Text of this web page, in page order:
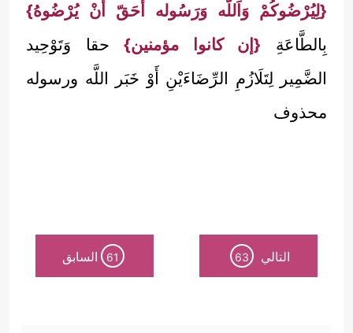
{لِيُرْضُوكُمْ وَاَللَّه وَرَسُوله أَحَقّ أَنْ يُرْضُوهُ}
بِالطَّاعَةِ {إن كانوا مؤمنين}حقا وَتَوْحِيد
الضَّمِير لِتَلَازُمِ الرِّضَاءَيْنِ أَوْ خَبَر اللَّه ورسوله
محذوف
التالي 63
61 السابق